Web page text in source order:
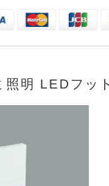
照明 LEDフッ